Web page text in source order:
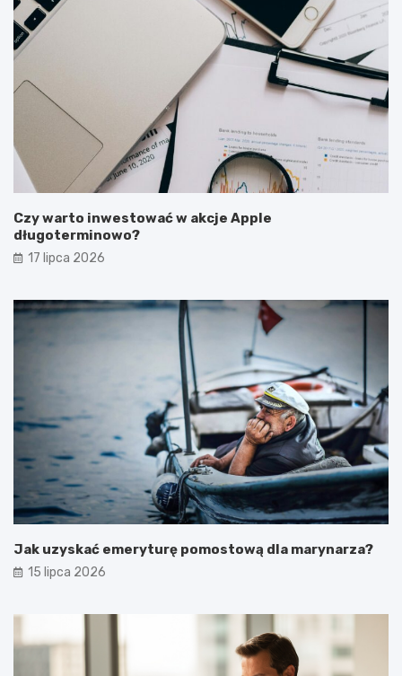
Czy warto inwestować w akcje Apple
długoterminowo?
17 lipca 2026
Jak uzyskać emeryturę pomostową dla marynarza?
15 lipca 2026